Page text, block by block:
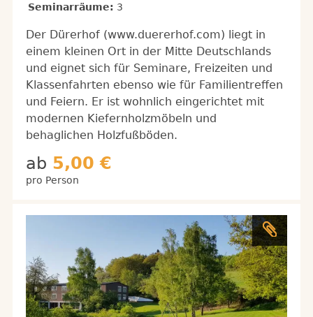
Seminarräume: 3
Der Dürerhof (www.duererhof.com) liegt in
einem kleinen Ort in der Mitte Deutschlands
und eignet sich für Seminare, Freizeiten und
Klassenfahrten ebenso wie für Familientreffen
und Feiern. Er ist wohnlich eingerichtet mit
modernen Kiefernholzmöbeln und
behaglichen Holzfußböden.
ab 5,00 €
pro Person